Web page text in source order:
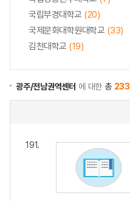
국립부경대학교 (20)
국제문화대학원대학교 (33)
김천대학교 (19)
광주/전남권역센터 에 대한 총 233
191.